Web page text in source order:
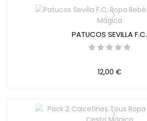
PATUCOS SEVILLA F.C.
12,00 €